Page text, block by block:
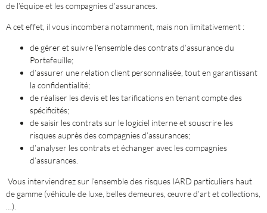
de l’équipe et les compagnies d’assurances.
A cet effet, il vous incombera notamment, mais non limitativement :
de gérer et suivre l’ensemble des contrats d’assurance du
Portefeuille;
d’assurer une relation client personnalisée, tout en garantissant
la confidentialité;
de réaliser les devis et les tarifications en tenant compte des
spécificités;
de saisir les contrats sur le logiciel interne et souscrire les
risques auprès des compagnies d’assurances;
d’analyser les contrats et échanger avec les compagnies
d’assurances.
Vous interviendrez sur l’ensemble des risques IARD particuliers haut
de gamme (véhicule de luxe, belles demeures, œuvre d’art et collections,
…).